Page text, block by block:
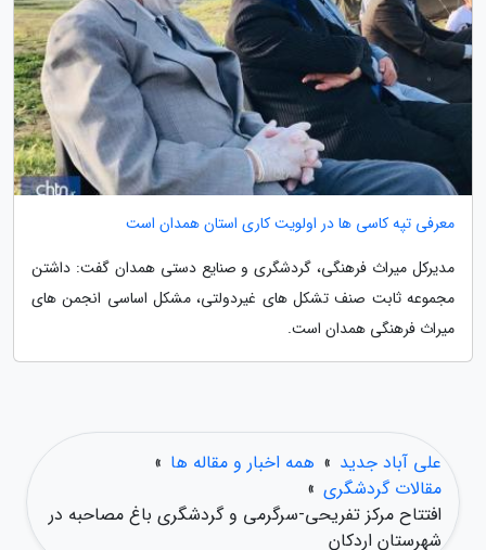
معرفی تپه کاسی ها در اولویت کاری استان همدان است
مدیرکل میراث فرهنگی، گردشگری و صنایع دستی همدان گفت: داشتن
مجموعه ثابت صنف تشکل های غیردولتی، مشکل اساسی انجمن های
میراث فرهنگی همدان است.
علی آباد جدید » همه اخبار و مقاله ها »
مقالات گردشگری »
افتتاح مرکز تفریحی-سرگرمی و گردشگری باغ مصاحبه در
شهرستان اردکان